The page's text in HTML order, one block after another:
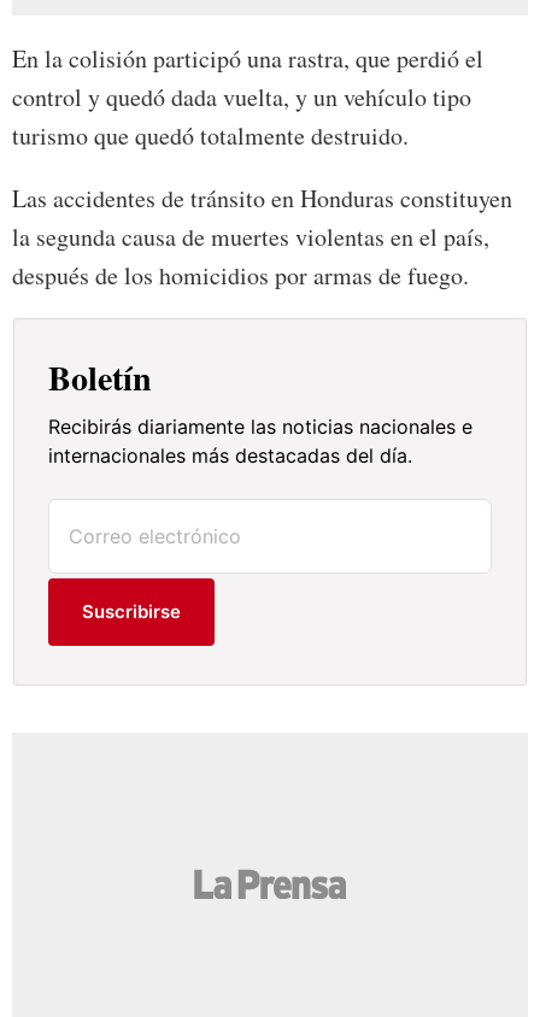
En la colisión participó una rastra, que perdió el
control y quedó dada vuelta, y un vehículo tipo
turismo que quedó totalmente destruido.
Las accidentes de tránsito en Honduras constituyen
la segunda causa de muertes violentas en el país,
después de los homicidios por armas de fuego.
Boletín
Recibirás diariamente las noticias nacionales e
internacionales más destacadas del día.
Suscribirse